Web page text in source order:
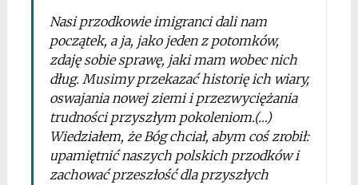
Nasi przodkowie imigranci dali nam
początek, a ja, jako jeden z potomków,
zdaję sobie sprawę, jaki mam wobec nich
dług. Musimy przekazać historię ich wiary,
oswajania nowej ziemi i przezwyciężania
trudności przyszłym pokoleniom.(…)
Wiedziałem, że Bóg chciał, abym coś zrobił:
upamiętnić naszych polskich przodków i
zachować przeszłość dla przyszłych